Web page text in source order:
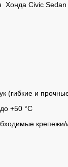
Хонда Civic
(гибкие и
+50 °C
крепежи/